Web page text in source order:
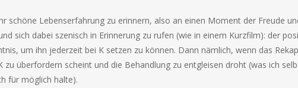
schöne Lebenserfahrung zu erinnern, also an einen Moment der Freude
sich dabei szenisch in Erinnerung zu rufen (wie in einem Kurzfilm): der
um ihn jederzeit bei K setzen zu können. Dann nämlich, wenn das
überfordern scheint und die Behandlung zu entgleisen droht (was ich
für möglich halte).